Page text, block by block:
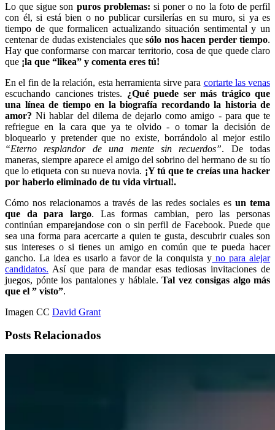
Lo que sigue son puros problemas: si poner o no la foto de perfil
con él, si está bien o no publicar cursilerías en su muro, si ya es
tiempo de que formalicen actualizando situación sentimental y un
centenar de dudas existenciales quesólo nos hacen perder tiempo.
Hay que conformarse con marcar territorio, cosa de que quede claro
que ¡la que “likea” y comenta eres tú!
En el fin de la relación, esta herramienta sirve para cortarte las venas
escuchando canciones tristes. ¿Qué puede ser más trágico que
una línea de tiempo en la biografía recordando la historia de
amor?Ni hablar del dilema de dejarlo como amigo - para que te
refriegue en la cara que ya te olvido - o tomar la decisión de
bloquearlo y pretender que no existe, borrándolo al mejor estilo
“Eterno resplandor de una mente sin recuerdos”. De todas
maneras, siempre aparece el amigo del sobrino del hermano de su tío
que lo etiqueta con su nueva novia. ¡Y tú que te creías una hacker
por haberlo eliminado de tu vida virtual!.
Cómo nos relacionamos a través de las redes sociales es un tema
que da para largo. Las formas cambian, pero las personas
continúan emparejandose con o sin perfil de Facebook. Puede que
sea una forma para acercarte a quien te gusta, descubrir cuales son
sus intereses o si tienes un amigo en común que te pueda hacer
gancho. La idea es usarlo a favor de la conquista y no para alejar
candidatos. Así que para de mandar esas tediosas invitaciones de
juegos, pónte los pantalones y háblale. Tal vez consigas algo más
que el ” visto”.
Imagen CC David Grant
Posts Relacionados